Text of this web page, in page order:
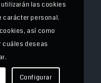
las cookies
carácter personal.
así como
cuáles deseas
Configurar